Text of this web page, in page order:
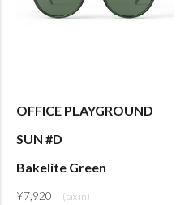
OFFICE PLAYGROUND
SUN #D
Bakelite Green
¥7,920